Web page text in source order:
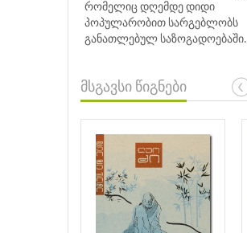
რომელიც დღემდე დიდი
პოპულარობით სარგებლობს
განათლებულ საზოგადოებაში.
მსგავსი წიგნები